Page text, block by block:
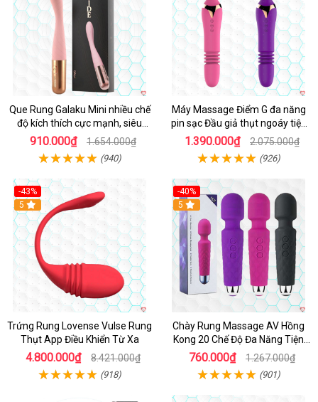
Que Rung Galaku Mini nhiều chế
độ kích thích cực mạnh, siêu
sướng
910.000₫ 1.654.000₫
(940)
Máy Massage Điểm G đa năng
pin sạc Đầu giả thụt ngoáy tiện
lợi
1.390.000₫ 2.075.000₫
(926)
-43%
Hot
5
Trứng Rung Lovense Vulse Rung
Thụt App Điều Khiển Từ Xa
4.800.000₫ 8.421.000₫
(918)
-40%
5
Chày Rung Massage AV Hồng
Kong 20 Chế Độ Đa Năng Tiện
Lợi
760.000₫ 1.267.000₫
(901)